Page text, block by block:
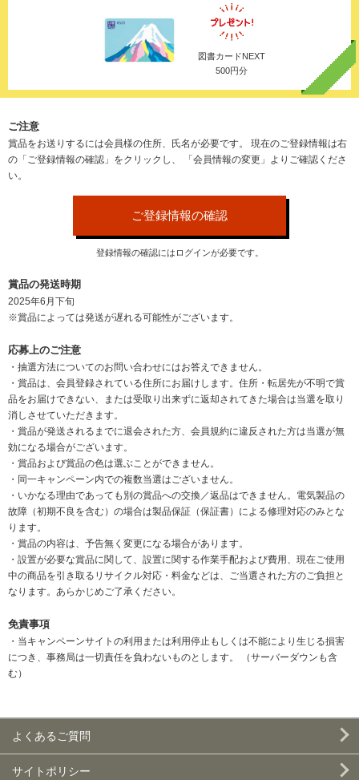
図書カードNEXT
500円分
ご注意
賞品をお送りするには会員様の住所、氏名が必要です。
現在のご登録情報は右
の「ご登録情報の確認」をクリックし、
「会員情報の変更」よりご確認くださ
い。
ご登録情報の確認
登録情報の確認にはログインが必要です。
賞品の発送時期
2025年6月下旬
※賞品によっては発送が遅れる可能性がございます。
応募上のご注意
・抽選方法についてのお問い合わせにはお答えできません。
・賞品は、会員登録されている住所にお届けします。住所・転居先が不明で賞
品をお届けできない、または受取り出来ずに返却されてきた場合は当選を取り
消しさせていただきます。
・賞品が発送されるまでに退会された方、会員規約に違反された方は当選が無
効になる場合がございます。
・賞品および賞品の色は選ぶことができません。
・同一キャンペーン内での複数当選はございません。
・いかなる理由であっても別の賞品への交換／返品はできません。電気製品の
故障（初期不良を含む）の場合は製品保証（保証書）による修理対応のみとな
ります。
・賞品の内容は、予告無く変更になる場合があります。
・設置が必要な賞品に関して、設置に関する作業手配および費用、現在ご使用
中の商品を引き取るリサイクル対応・料金などは、ご当選された方のご負担と
なります。あらかじめご了承ください。
免責事項
・当キャンペーンサイトの利用または利用停止もしくは不能により生じる損害
につき、事務局は一切責任を負わないものとします。 （サーバーダウンも含
む）
よくあるご質問
サイトポリシー